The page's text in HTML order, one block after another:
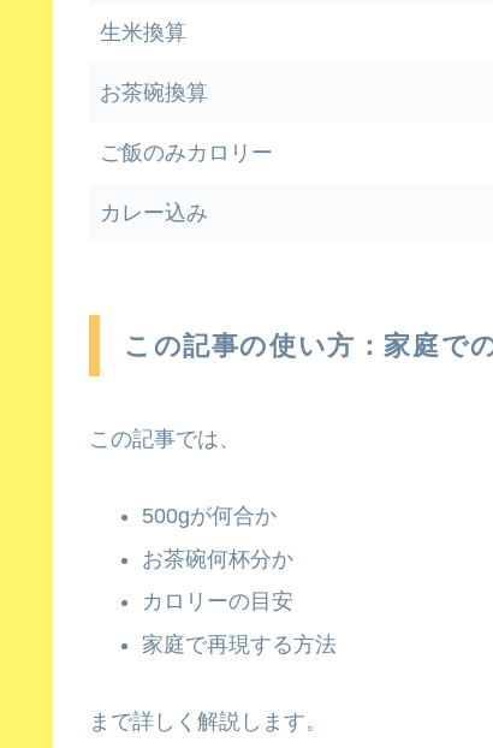
生米換算
お茶碗換算
ご飯のみカロリー
カレー込み
この記事の使い方：家庭で
この記事では、
500gが何合か
お茶碗何杯分か
カロリーの目安
家庭で再現する方法
まで詳しく解説します。